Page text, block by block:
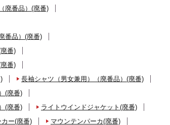
廃番品）(廃番)
番品）(廃番)
番)
番)
長袖シャツ（男女兼用）（廃番品）(廃番)
(廃番)
(廃番)
ライトウインドジャケット(廃番)
ー(廃番)
マウンテンパーカ(廃番)